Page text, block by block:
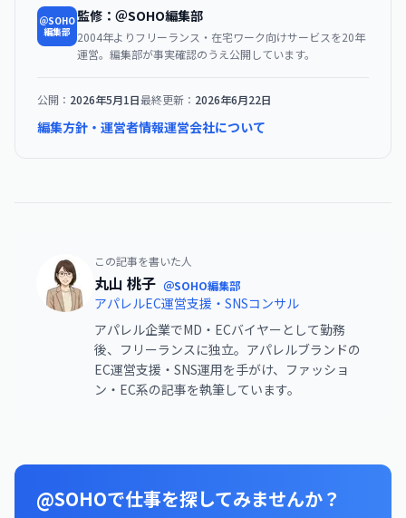
＠SOHO
編集部
監修：＠SOHO編集部
2004年よりフリーランス・在宅ワーク向けサービスを20年
運営。編集部が事実確認のうえ公開しています。
公開： 2026年5月1日最終更新： 2026年6月22日
編集方針・運営者情報運営会社について
この記事を書いた人
丸山 桃子 ＠SOHO編集部
アパレルEC運営支援・SNSコンサル
アパレル企業でMD・ECバイヤーとして勤務
後、フリーランスに独立。アパレルブランドの
EC運営支援・SNS運用を手がけ、ファッショ
ン・EC系の記事を執筆しています。
@SOHOで仕事を探してみませんか？